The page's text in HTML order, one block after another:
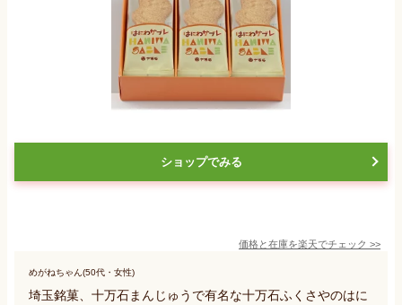
ショップでみる
価格と在庫を楽天でチェック >>
めがねちゃん(50代・女性)
埼玉銘菓、十万石まんじゅうで有名な十万石ふくさやのはに